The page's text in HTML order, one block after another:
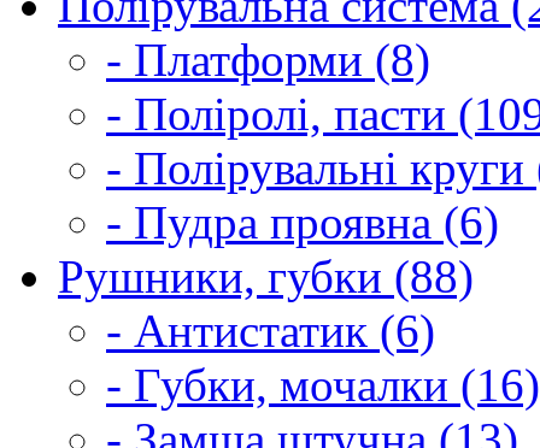
- Платформи (8)
- Поліролі, пасти
- Полірувальні
- Пудра проявна (6)
Рушники, губки (88)
- Антистатик (6)
- Губки, мочалки (16)